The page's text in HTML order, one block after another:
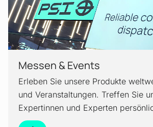
Messen & Events
Erleben Sie unsere Produkte
und Veranstaltungen. Treffen Sie
Expertinnen und Experten